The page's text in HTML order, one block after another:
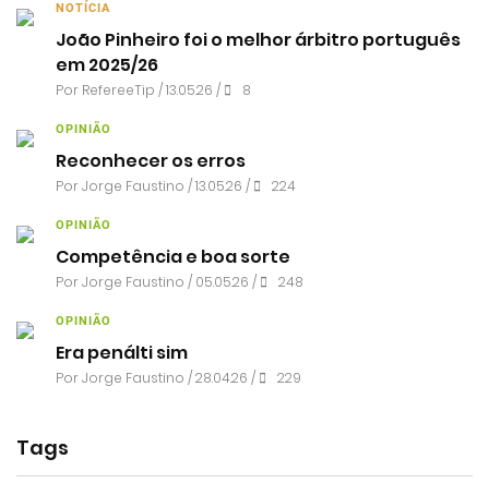
NOTÍCIA
João Pinheiro foi o melhor árbitro português
em 2025/26
Por RefereeTip / 13.05.26 / 8
OPINIÃO
Reconhecer os erros
PorJorge Faustino / 13.05.26 / 224
OPINIÃO
Competência e boa sorte
PorJorge Faustino / 05.05.26 / 248
OPINIÃO
Era penálti sim
PorJorge Faustino / 28.04.26 / 229
Tags